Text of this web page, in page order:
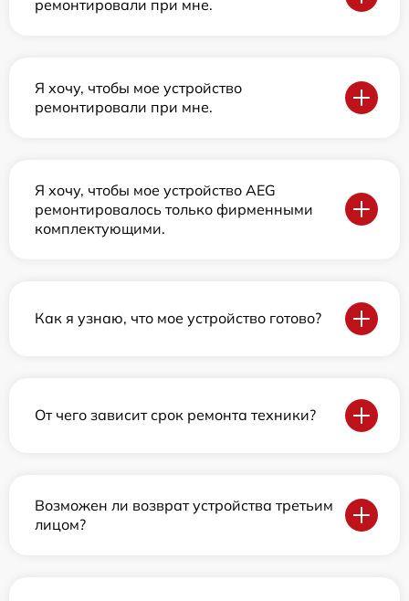
ремонтировали при мне.
Я хочу, чтобы мое устройство
ремонтировали при мне.
Я хочу, чтобы мое устройство AEG
ремонтировалось только фирменными
комплектующими.
Как я узнаю, что мое устройство готово?
От чего зависит срок ремонта техники?
Возможен ли возврат устройства третьим
лицом?